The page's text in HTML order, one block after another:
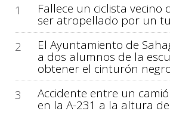
1 Fallece un ciclista vecino
ser atropellado por un
2
El Ayuntamiento de
a dos alumnos de la
obtener el cinturón
3
Accidente entre un
en la A-231 a la altura